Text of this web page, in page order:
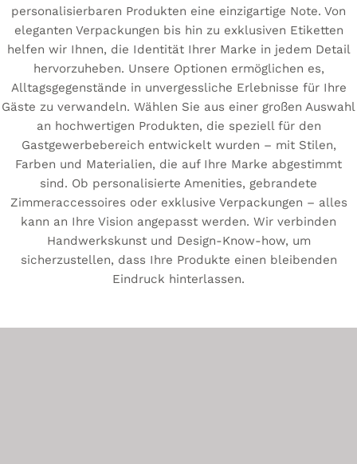
personalisierbaren Produkten eine einzigartige Note. Von
eleganten Verpackungen bis hin zu exklusiven Etiketten
helfen wir Ihnen, die Identität Ihrer Marke in jedem Detail
hervorzuheben. Unsere Optionen ermöglichen es,
Alltagsgegenstände in unvergessliche Erlebnisse für Ihre
Gäste zu verwandeln. Wählen Sie aus einer großen Auswahl
an hochwertigen Produkten, die speziell für den
Gastgewerbebereich entwickelt wurden – mit Stilen,
Farben und Materialien, die auf Ihre Marke abgestimmt
sind. Ob personalisierte Amenities, gebrandete
Zimmeraccessoires oder exklusive Verpackungen – alles
kann an Ihre Vision angepasst werden. Wir verbinden
Handwerkskunst und Design-Know-how, um
sicherzustellen, dass Ihre Produkte einen bleibenden
Eindruck hinterlassen.